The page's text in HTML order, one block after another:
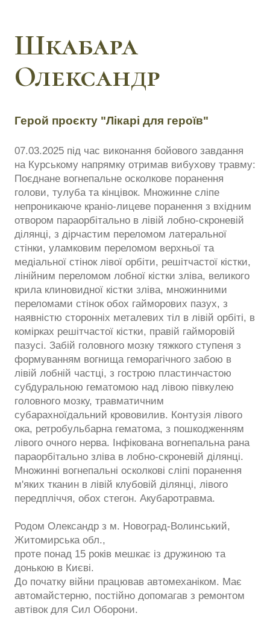
Шкабара
Олександр
Герой проєкту "Лікарі для героїв"
07.03.2025 під час виконання бойового завдання
на Курському напрямку отримав вибухову травму:
Поєднане вогнепальне осколкове поранення
голови, тулуба та кінцівок. Множинне сліпе
непроникаюче краніо-лицеве поранення з вхідним
отвором параорбітально в лівій лобно-скроневій
ділянці, з дірчастим переломом латеральної
стінки, уламковим переломом верхньої та
медіальної стінок лівої орбіти, решітчастої кістки,
лінійним переломом лобної кістки зліва, великого
крила клиновидної кістки зліва, множинними
переломами стінок обох гайморових пазух, з
наявністю сторонніх металевих тіл в лівій орбіті, в
комірках решітчастої кістки, правій гайморовій
пазусі. Забій головного мозку тяжкого ступеня з
формуванням вогнища геморагічного забою в
лівій лобній частці, з гострою пластинчастою
субдуральною гематомою над лівою півкулею
головного мозку, травматичним
субарахноїдальний крововилив. Контузія лівого
ока, ретробульбарна гематома, з пошкодженням
лівого очного нерва. Інфікована вогнепальна рана
параорбітально зліва в лобно-скроневій ділянці.
Множинні вогнепальні осколкові сліпі поранення
м'яких тканин в лівій клубовій ділянці, лівого
передпліччя, обох стегон. Акубаротравма.
Родом Олександр з м. Новоград-Волинський,
Житомирська обл.,
проте понад 15 років мешкає із дружиною та
донькою в Києві.
До початку війни працював автомеханіком. Має
автомайстерню, постійно допомагав з ремонтом
автівок для Сил Оборони.